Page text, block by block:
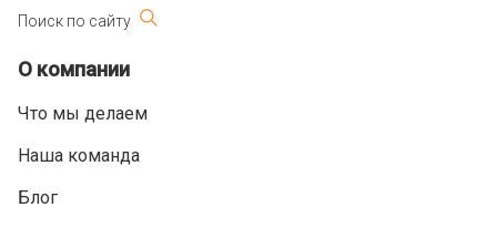
Поиск по сайту
О компании
Что мы делаем
Наша команда
Блог